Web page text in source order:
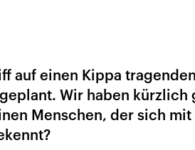
auf einen Kippa
Wir haben kürzlich
Menschen, der sich